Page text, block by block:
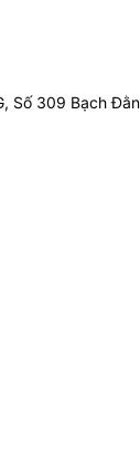
Số 309 Bạch